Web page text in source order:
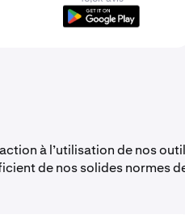
à l’utilisation de nos
de nos solides normes